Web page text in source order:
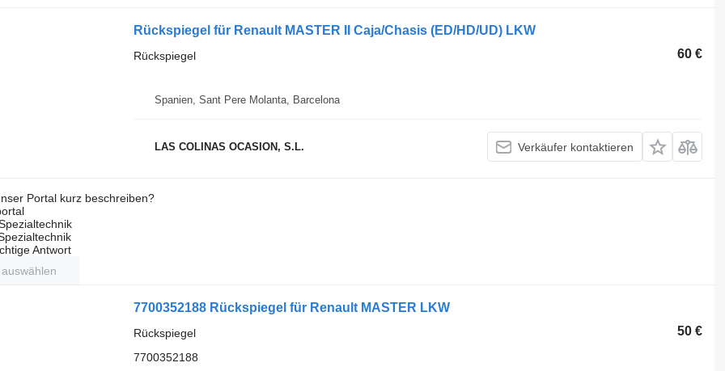
Rückspiegel für Renault MASTER II Caja/Chasis (ED/HD/UD) LKW
60 €
Rückspiegel
Spanien, Sant Pere Molanta, Barcelona
LAS COLINAS OCASION, S.L. Verkäufer kontaktieren
Portal kurz beschreiben?
Antwort
7700352188 Rückspiegel für Renault MASTER LKW
50 €
Rückspiegel
7700352188